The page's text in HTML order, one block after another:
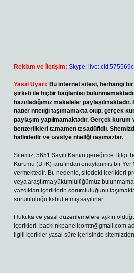
Reklam ve İletişim: Skype:
Yasal Uyarı: Bu internet sitesi, herhangi
şirketi ile hiçbir bağlantısı
hazırladığımız makaleler
haber niteliği taşımamakta olup, gerçek
paylaşım yapılmamaktadır. Gerçek
benzerlikleri tamamen tesadüfidir.
halindedir ve tavsiye niteliği taşımazlar.
Sitemiz, 5651 Sayılı Kanun gereğince Bilgi
Kurumu (BTK) tarafından onaylanmış bir Yer
vermektedir. Bu nedenle, sitedeki içerikleri
veya araştırma yükümlülüğümüz
yazdıkları içeriklerin sorumluluğunu
sorumluluğu kabul etmiş sayılırlar.
Hukuka ve yasal düzenlemelere aykırı
içerikleri, backlinkpanelicomtr@gmail.com
ilgili içerikler yasal süre içerisinde sitemizden